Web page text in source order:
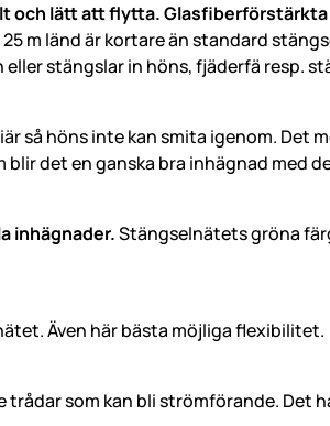
och lätt att flytta.
m länd är kortare än standard
stängslar in höns, fjäderfä resp.
så höns inte kan smita igenom. Det
det en ganska bra inhägnad med
inhägnader.Stängselnätets gröna
Även här bästa möjliga flexibilitet.
trådar som kan bli strömförande. Det